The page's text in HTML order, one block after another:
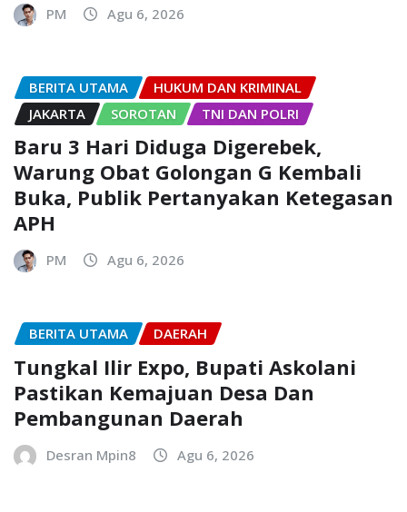
PM Agu 6, 2026
BERITA UTAMA
HUKUM DAN KRIMINAL
JAKARTA
SOROTAN TNI DAN POLRI
Baru 3 Hari Diduga Digerebek,
Warung Obat Golongan G Kembali
Buka, Publik Pertanyakan Ketegasan
APH
PM Agu 6, 2026
BERITA UTAMA DAERAH
Tungkal Ilir Expo, Bupati Askolani
Pastikan Kemajuan Desa Dan
Pembangunan Daerah
Desran Mpin8 Agu 6, 2026